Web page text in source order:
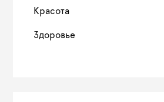
Красота
Здоровье